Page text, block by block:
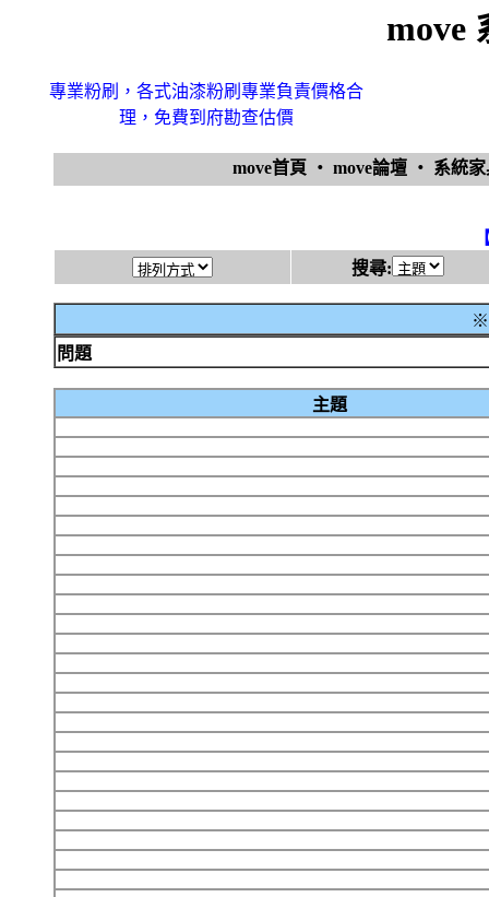
move
專業粉刷，各式油漆粉刷專業負責價格合
理，免費到府勘查估價
move首頁 ‧ move論壇 ‧ 系統
搜尋:
※
問題
主題